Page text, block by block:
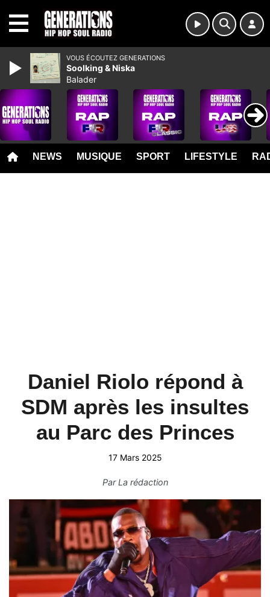
NEWS MUSIQUE SPORT LIFESTYLE
Daniel Riolo répond à
SDM après les insultes
au Parc des Princes
17 Mars 2025
ParLa rédaction
VOUS ÉCOUTEZ GENERATIONS
Soolking & Niska
Balader